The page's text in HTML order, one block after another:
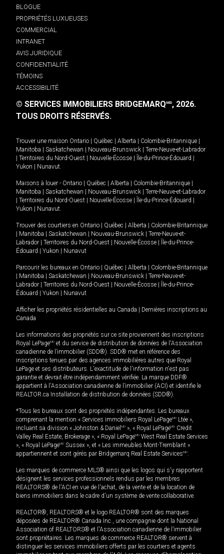
BLOGUE
PROPRIÉTÉS LUXUEUSES
COMMERCIAL
INTRANET
AVIS JURIDIQUE
CONFIDENTIALITÉ
TÉMOINS
ACCESSIBILITÉ
© SERVICES IMMOBILIERS BRIDGEMARQMD, 2026.
TOUS DROITS RÉSERVÉS.
Trouver une maison Ontario Québec Alberta Colombie-Britannique
Manitoba
Saskatchewan Nouveau-Brunswick
Terre-Neuve-et-Labrador
Territoires du Nord-Ouest Nouvelle-Écosse Île-du-Prince-Édouard
Yukon
Nunavut.
Maisons à louer - Ontario Québec Alberta Colombie-Britannique
Manitoba
Saskatchewan Nouveau-Brunswick
Terre-Neuve-et-Labrador
Territoires du Nord-Ouest Nouvelle-Écosse Île-du-Prince-Édouard
Yukon
Nunavut.
Trouver des courtiers en Ontario Québec Alberta
Colombie-Britannique
Manitoba Saskatchewan Nouveau-Brunswick
Terre-Neuve-et-
Labrador
Territoires du Nord-Ouest Nouvelle-Écosse
Île-du-Prince-
Édouard
Yukon Nunavut
Parcourir les bureaux en Ontario Québec Alberta
Colombie-Britannique
Manitoba Saskatchewan Nouveau-Brunswick
Terre-Neuve-et-
Labrador
Territoires du Nord-Ouest Nouvelle-Écosse
Île-du-Prince-
Édouard
Yukon Nunavut
Afficher les propriétés résidentielles au Canada
Dernières inscriptions au
Canada
Les informations des propriétés sur ce site proviennent des inscriptions
Royal LePageMD et du service de distribution de données de l'Association
canadienne de l’immobilier (SDD®). SDD® met en référence des
inscriptions tenues par des agences immobilières autres que Royal
LePage et ses distributeurs. L'exactitude de l'information n'est pas
garantie et devrait être indépendamment vérifiée. La marque DDF®
appartient à l'Association canadienne de l’immobilier (ACI) et identifie le
REALTOR.ca Installation de distribution de données (SDD®).
*Tous les bureaux sont des propriétés indépendantes. Les bureaux
comprenant la mention « Services immobiliers Royal LePageMD Ltée »,
incluant sa division « Johnston & Daniel MD », « Royal LePageMD Credit
Valley Real Estate, Brokerage », « Royal LePageMD West Real Estate Services
», « Royal LePageMD Sussex », et « Les immeubles Mont-Tremblant »
appartiennent et sont gérés par Bridgemarq Real Estate ServicesMD.
Les marques de commerce MLS® ainsi que les logos qui s'y rapportent
désignent les services professionnels rendus par les membres
REALTORS® de l'ACI en vue de l'achat, de la vente et de la location de
biens immobiliers dans le cadre d'un système de vente collaborative.
REALTOR®, REALTORS® et le logo REALTOR® sont des marques
déposées de REALTOR® Canada Inc., une compagnie dont la National
Association of REALTORS® et l'Association canadienne de l’immobilier
sont propriétaires. Les marques de commerce REALTOR® servent à
distinguer les services immobiliers offerts par les courtiers et agents